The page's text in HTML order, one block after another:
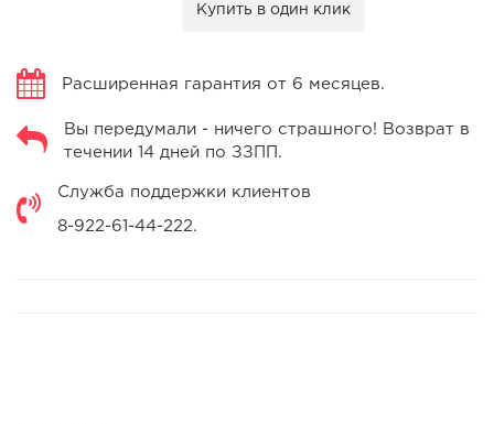
Купить в один клик
Расширенная гарантия от 6 месяцев.
Вы передумали - ничего страшного! Возврат в
течении 14 дней по ЗЗПП.
Служба поддержки клиентов
8-922-61-44-222.